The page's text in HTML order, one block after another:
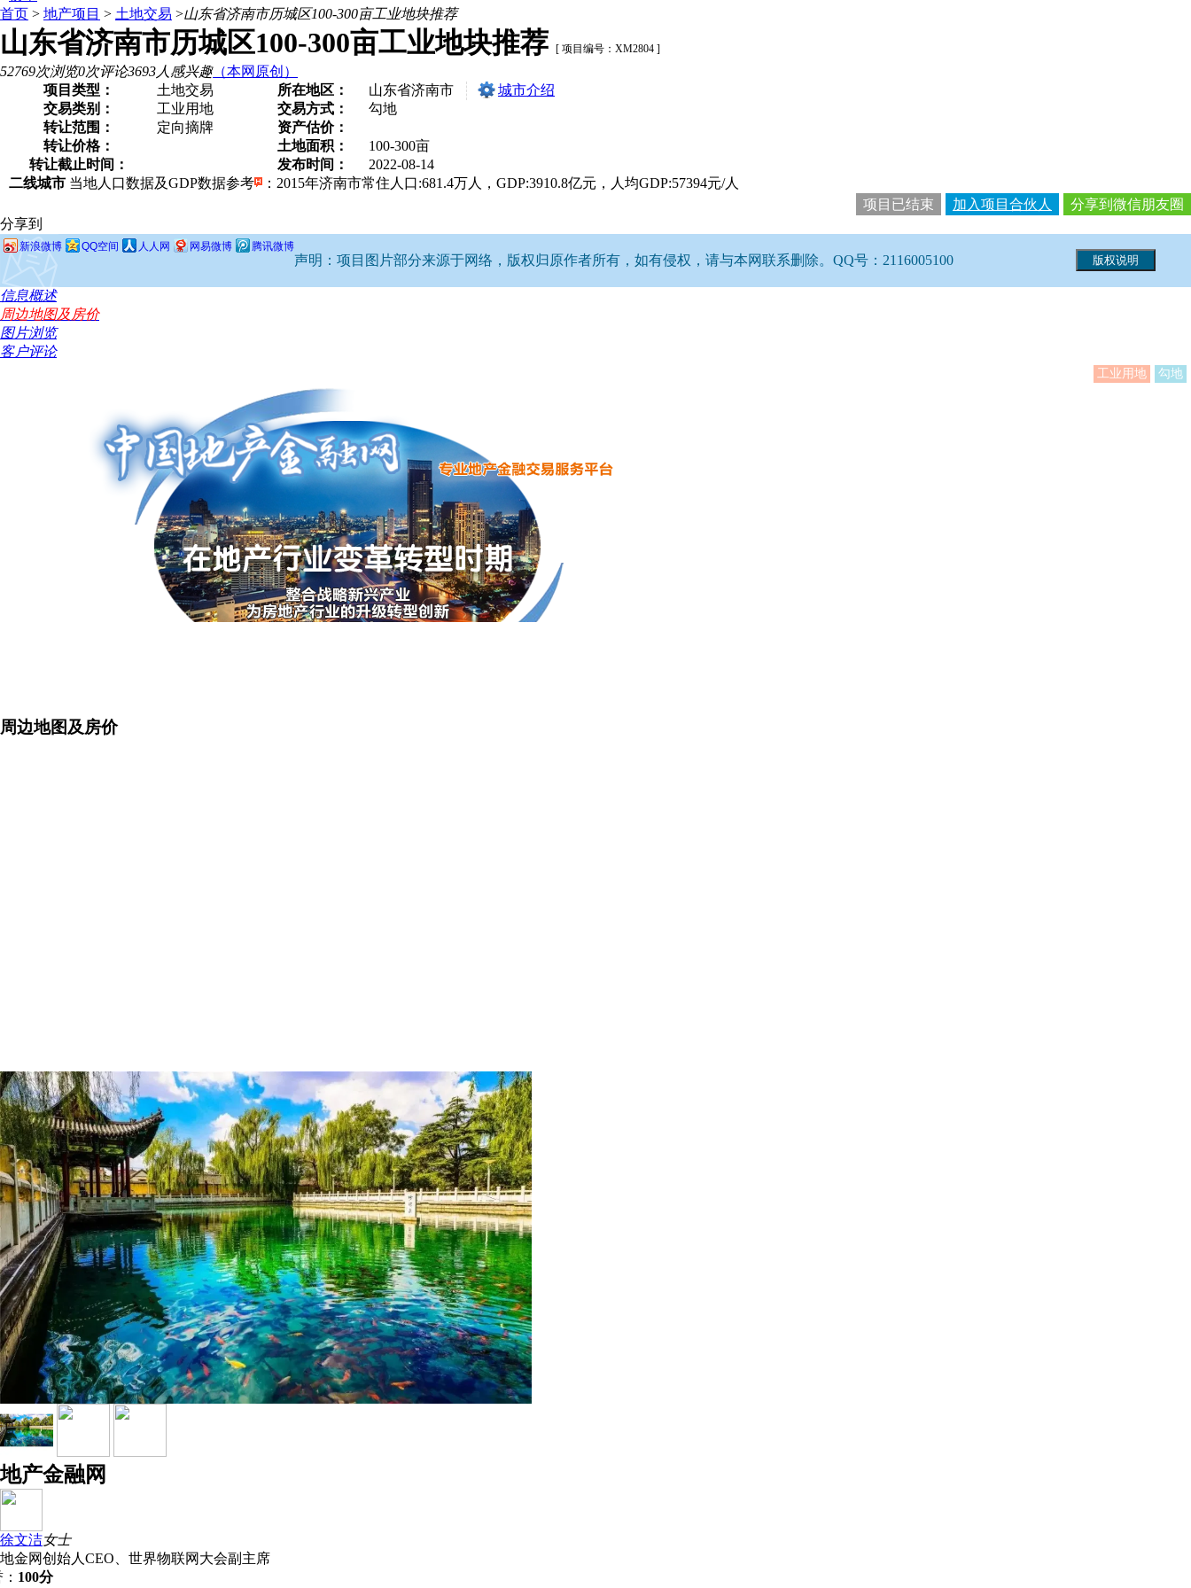
首页 > 地产项目 > 土地交易 >山东省济南市历城区100-300亩工业地块推荐
山东省济南市历城区100-300亩工业地块推荐 [ 项目编号：XM2804 ]
52769次浏览0次评论3693人感兴趣（本网原创）
项目类型：
土地交易 所在地区： 山东省济南市
城市介绍
交易类别：
工业用地 交易方式：
勾地
转让范围：
定向摘牌
资产估价：
转让价格：
土地面积：
100-300亩
转让截止时间：
发布时间：
2022-08-14
二线城市 当地人口数据及GDP数据参考
：2015年济南市常住人口:681.4万人，GDP:3910.8亿元，人均GDP:57394元/人
分享到微信朋友圈
加入项目合伙人
项目已结束
分享到
新浪微博 QQ空间 人人网 网易微博 腾讯微博
声明：项目图片部分来源于网络，版权归原作者所有，如有侵权，请与本网联系删除。QQ号：2116005100
信息概述
周边地图及房价
图片浏览
客户评论
工业用地 勾地
周边地图及房价
地产金融网
徐文洁女士
地金网创始人CEO、世界物联网大会副主席
100分